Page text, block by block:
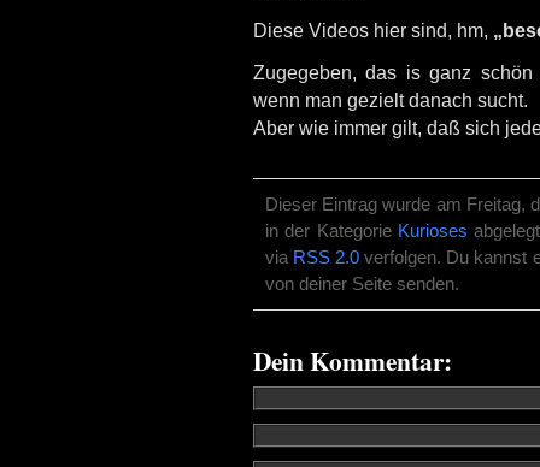
Diese Videos hier sind, hm,
Zugegeben, das is ganz
wenn man gezielt danach sucht.
Aber wie immer gilt, daß sich
Dieser Eintrag wurde am Freitag,
in der Kategorie Kurioses
via RSS 2.0 verfolgen. Du kannst
von deiner Seite senden.
Dein Kommentar: